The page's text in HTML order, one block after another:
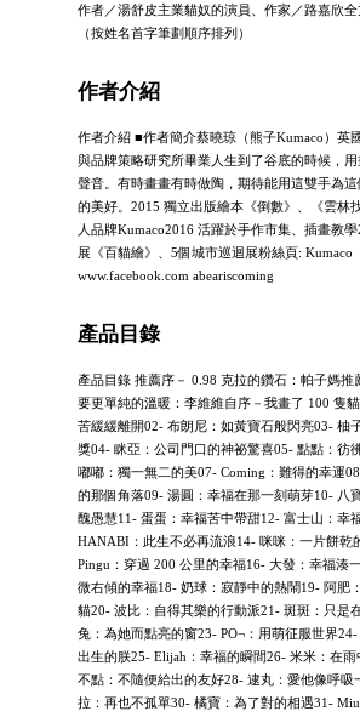
作者／湯舒皮主業貓奴的演員、作家／路嘉欣
（按姓名首字筆劃順序排列）
作者介紹
作者介紹 ■作者簡介蔡曉琼（熊子Kumaco）英
與品牌策略研究所畢業人生到了谷底的時候，
聲音。有時畫畫有時做陶，期待能用這雙手為
的美好。2015 獨立出版繪本《倒數》、《雲林
人品牌Kumaco2016 活躍於手作市集、插畫教
展《百貓繪》、5個城市巡迴展粉絲頁: Kumaco
www.facebook.com abeariscoming
產品目錄
產品目錄 推薦序－ 0.98 克拉的鑽石：帕子媽推
要更單純的溫暖：李維維自序－我畫了 100 隻
苦緩緩離開02- 布朗尼：如黃寶石般閃亮03- 柚
獎04- 眯亞：公司門口的神祕驚喜05- 點點：彷
嘟嘟：獨一無二的美07- Coming：難得的幸運
的那個角落09- 湯圓：幸福在那一刻萌芽10- 八
醜愚慧11- 蛋蛋：幸福苦中帶甜12- 富士山：幸
HANABI：此生不必再流浪14- 咪咪：一片餅乾
Pingu：穿過 200 公里的幸福16- 大發：幸福湊
微右傾的幸福18- 奶球：寂靜中的熱鬧19- 阿肥
貓20- 波比：自得其樂的行動派21- 斑斑：只是
兔：為她而點亮的窗23- PO¬：用萌征服世界
出生的朕25- Elijah：幸福的瞬間26- 米米：在
不點：不隨便給出的友好28- 逮丸：愛他像呼吸
拉：再也不孤單30- 橘寶：為了對的相遇31-